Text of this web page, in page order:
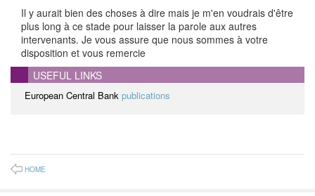
Il y aurait bien des choses à dire mais je m'en voudrais d'être
plus long à ce stade pour laisser la parole aux autres
intervenants. Je vous assure que nous sommes à votre
disposition et vous remercie
USEFUL LINKS
European Central Bank publications
HOME